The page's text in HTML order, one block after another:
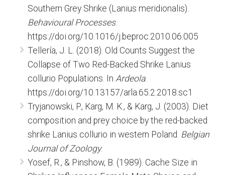
Southern Grey Shrike (Lanius meridionalis).
Behavioural Processes.
https://doi.org/10.1016/j.beproc.2010.06.005
Tellería, J. L. (2018). Old Counts Suggest the
Collapse of Two Red-Backed Shrike Lanius
collurio Populations. In Ardeola.
https://doi.org/10.13157/arla.65.2.2018.sc1
Tryjanowski, P., Karg, M. K., & Karg, J. (2003). Diet
composition and prey choice by the red-backed
shrike Lanius collurio in western Poland. Belgian
Journal of Zoology.
Yosef, R., & Pinshow, B. (1989). Cache Size in